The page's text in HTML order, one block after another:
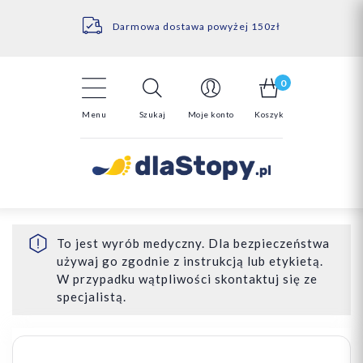
Darmowa dostawa powyżej 150zł
14 Dni na darmowy zwrot*
Menu Szukaj Moje konto
0
Koszyk
To jest wyrób medyczny. Dla bezpieczeństwa
używaj go zgodnie z instrukcją lub etykietą.
W przypadku wątpliwości skontaktuj się ze
specjalistą.